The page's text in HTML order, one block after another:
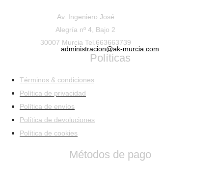
Av. Ingeniero José
Alegría nº 4, Bajo 2
30007 Murcia Tel.663663739
administracion@ak-murcia.com
Políticas
Términos & condiciones
Política de privacidad
Política de envíos
Política de devoluciones
Política de cookies
Métodos de pago